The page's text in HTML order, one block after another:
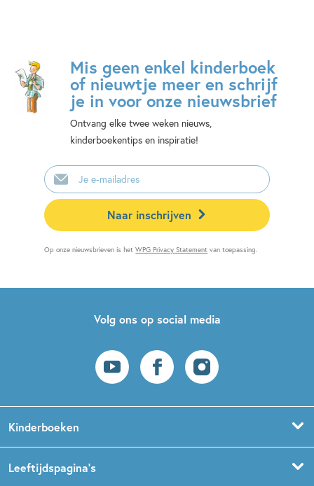
Mis geen enkel kinderboek
of nieuwtje meer en schrijf
je in voor onze nieuwsbrief
Ontvang elke twee weken nieuws,
kinderboekentips en inspiratie!
E-
mailadres
Naar inschrijven
Op onze nieuwsbrieven is hetWPG Privacy Statement van toepassing.
Volg ons op social media
Kinderboeken
Leeftijdspagina’s